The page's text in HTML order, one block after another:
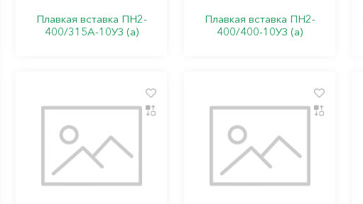
Плавкая вставка ПН2-
400/315А-10УЗ (а)
Плавкая вставка ПН2-
400/400-10УЗ (а)